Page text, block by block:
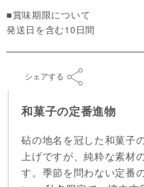
■賞味期限について
発送日を含む10日間
シェアする
和菓子の定番進物
砧の地名を冠した和菓子
上げですが、純粋な素材
す。季節を問わない定番